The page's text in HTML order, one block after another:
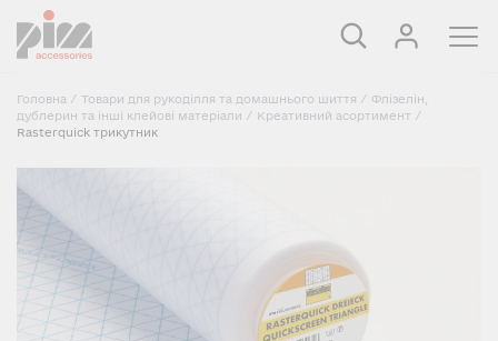
Головна / Товари для рукоділля та домашнього шиття / Флізелін,
дублерин та інші клейові матеріали / Креативний асортимент /
Rasterquick трикутник